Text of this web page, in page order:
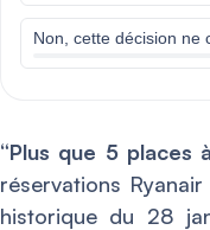
Non, cette décision ne
“Plus que 5 places
réservations
historique du 28